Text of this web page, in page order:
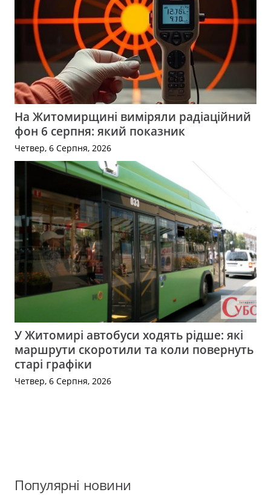
На Житомирщині виміряли радіаційний
фон 6 серпня: який показник
Четвер, 6 Серпня, 2026
У Житомирі автобуси ходять рідше: які
маршрути скоротили та коли повернуть
старі графіки
Четвер, 6 Серпня, 2026
Популярні новини